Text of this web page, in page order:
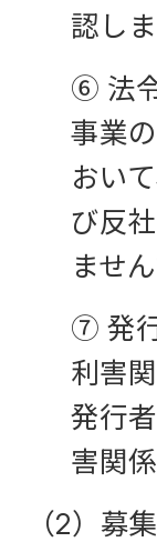
認しま
⑥ 法
事業
おい
び反
ませ
⑦ 発
利害
発行
害関
（2）募